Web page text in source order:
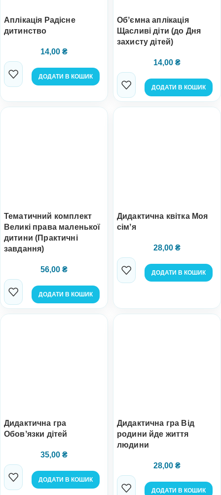
Аплікація Радісне
дитинство
14,00 ₴
ДОДАТИ В КОШИК
Обʼємна аплікація
Щасливі діти (до Дня
захисту дітей)
14,00 ₴
ДОДАТИ В КОШИК
Тематичний комплект
Великі права маленької
дитини (Практичні
завдання)
56,00 ₴
ДОДАТИ В КОШИК
Дидактична квітка Моя
сімʼя
28,00 ₴
ДОДАТИ В КОШИК
Дидактична гра
Обовʼязки дітей
35,00 ₴
ДОДАТИ В КОШИК
Дидактична гра Від
родини йде життя
людини
28,00 ₴
ДОДАТИ В КОШИК